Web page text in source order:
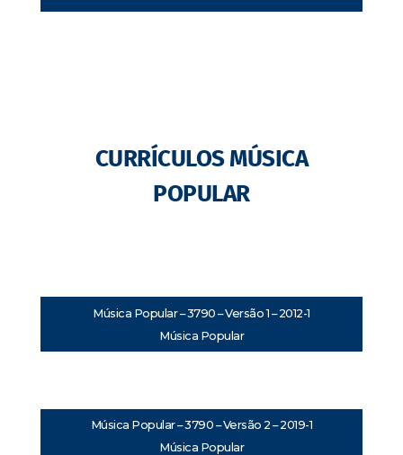
CURRÍCULOS MÚSICA
POPULAR
Música Popular – 3790 – Versão 1 – 2012-1
Música Popular
Música Popular – 3790 – Versão 2 – 2019-1
Música Popular